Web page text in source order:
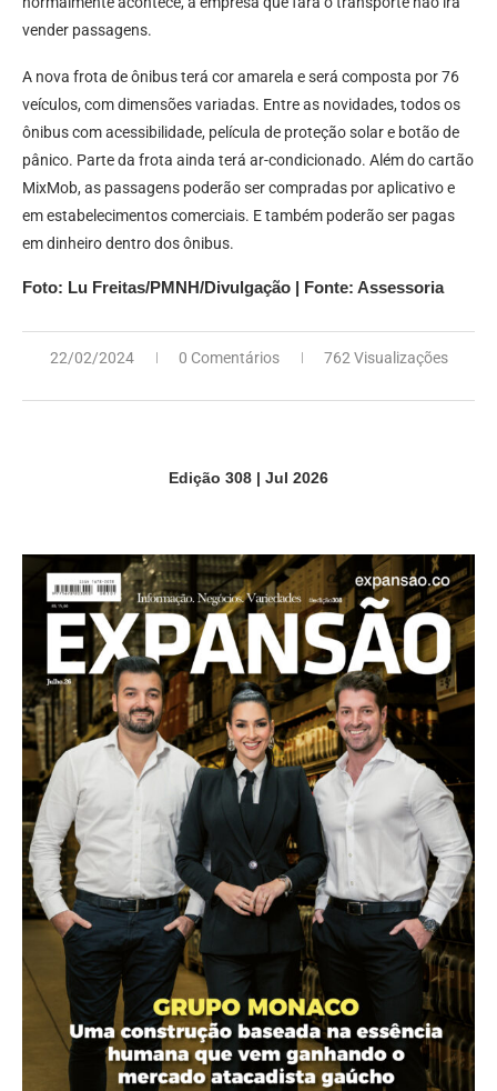
vender passagens.
A nova frota de ônibus terá cor amarela e será composta por 76
veículos, com dimensões variadas. Entre as novidades, todos os
ônibus com acessibilidade, película de proteção solar e botão de
pânico. Parte da frota ainda terá ar-condicionado. Além do cartão
MixMob, as passagens poderão ser compradas por aplicativo e
em estabelecimentos comerciais. E também poderão ser pagas
em dinheiro dentro dos ônibus.
Foto: Lu Freitas/PMNH/Divulgação | Fonte: Assessoria
22/02/2024 0 Comentários 762 Visualizações
Edição 308 | Jul 2026